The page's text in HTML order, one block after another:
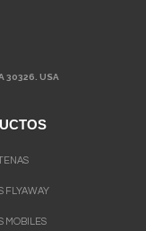
30326. USA
FLYAWAY
MOBILES